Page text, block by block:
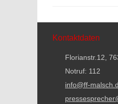
Kontaktdaten
Florianstr.12,
Notruf: 112
info@ff-